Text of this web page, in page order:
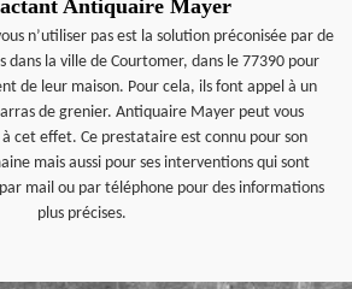
Antiquaire Mayer
n’utiliser pas est la solution préconisée par de
la ville de Courtomer, dans le 77390 pour
de leur maison. Pour cela, ils font appel à un
de grenier. Antiquaire Mayer peut vous
à cet effet. Ce prestataire est connu pour son
mais aussi pour ses interventions qui sont
mail ou par téléphone pour des informations
plus précises.